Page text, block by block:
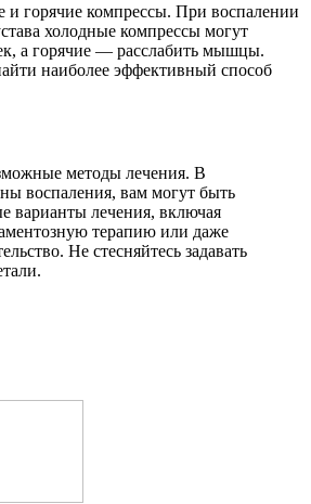
и горячие компрессы. При воспалении
холодные компрессы могут
а горячие — расслабить мышцы.
наиболее эффективный способ
методы лечения. В
воспаления, вам могут быть
варианты лечения, включая
терапию или даже
Не стесняйтесь задавать